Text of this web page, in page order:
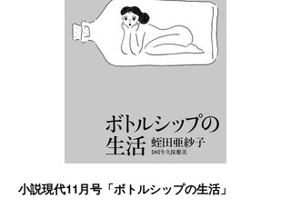
小説現代11月号「ボトルシップの生活」